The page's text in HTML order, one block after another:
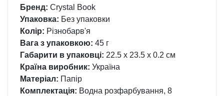
Бренд: Crystal Book
Упаковка: Без упаковки
Колір: Різнобарв'я
Вага з упаковкою: 45 г
Габарити в упаковці: 22.5 x 23.5 x 0.2 см
Країна виробник: Україна
Матеріал: Папір
Комплектація: Водна розфарбування, 8